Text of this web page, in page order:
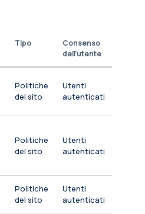
Tipo
Consenso
dell'utente
Politiche
del sito
Utenti
autenticati
Politiche
del sito
Utenti
autenticati
Politiche
del sito
Utenti
autenticati